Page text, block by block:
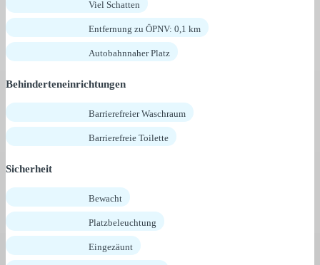
Viel Schatten
Entfernung zu ÖPNV: 0,1 km
Autobahnnaher Platz
Behinderteneinrichtungen
Barrierefreier Waschraum
Barrierefreie Toilette
Sicherheit
Bewacht
Platzbeleuchtung
Eingezäunt